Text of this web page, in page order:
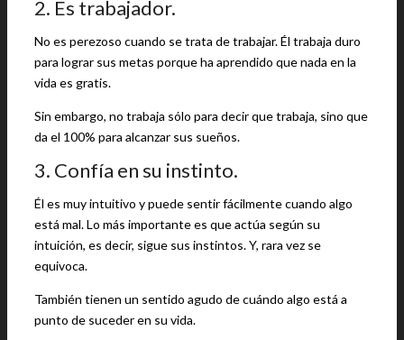
2. Es trabajador.
No es perezoso cuando se trata de trabajar. Él trabaja duro
para lograr sus metas porque ha aprendido que nada en la
vida es gratis.
Sin embargo, no trabaja sólo para decir que trabaja, sino que
da el 100% para alcanzar sus sueños.
3. Confía en su instinto.
Él es muy intuitivo y puede sentir fácilmente cuando algo
está mal. Lo más importante es que actúa según su
intuición, es decir, sigue sus instintos. Y, rara vez se
equivoca.
También tienen un sentido agudo de cuándo algo está a
punto de suceder en su vida.